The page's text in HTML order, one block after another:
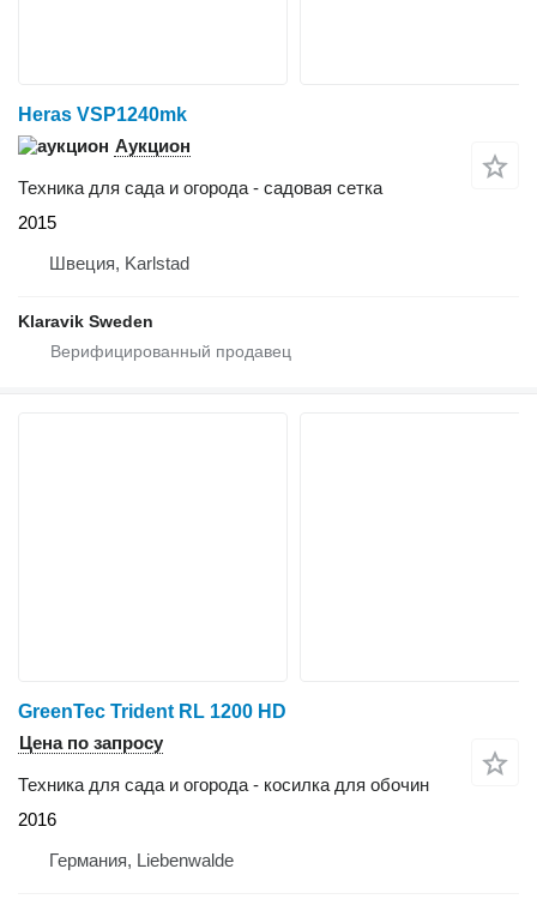
Heras VSP1240mk
Аукцион
Техника для сада и огорода - садовая сетка
2015
Швеция, Karlstad
Klaravik Sweden
GreenTec Trident RL 1200 HD
Цена по запросу
Техника для сада и огорода - косилка для обочин
2016
Германия, Liebenwalde